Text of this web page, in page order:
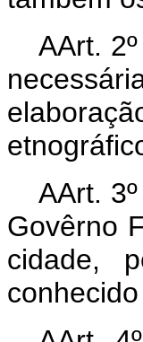
AArt.
AArt.
Govêrno
cidade,